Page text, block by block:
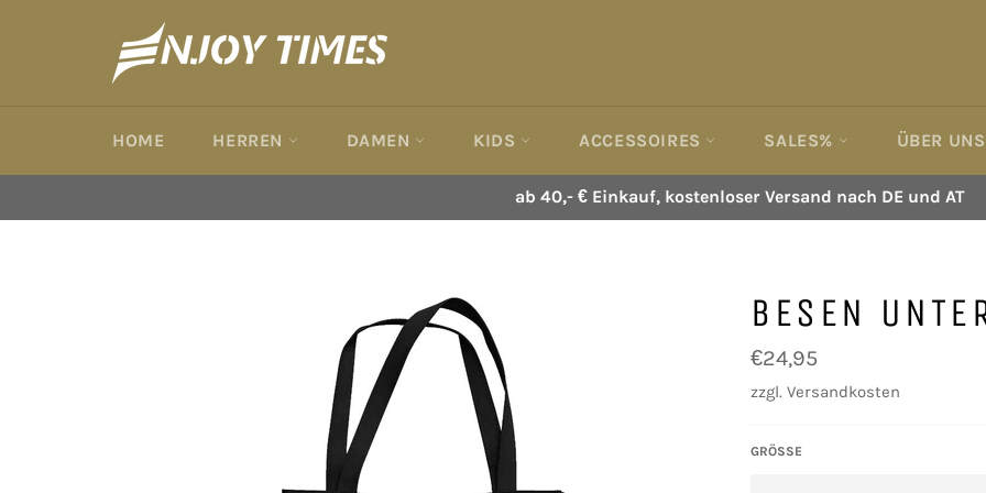
HOME HERREN DAMEN KIDS ACCESSOIRES SALES% ÜBER UNS
ab 40,- € Einkauf, kostenloser Versand nach DE und AT
BESEN
Normaler
Preis
€24,95
zzgl. Versandkosten
GRÖSSE